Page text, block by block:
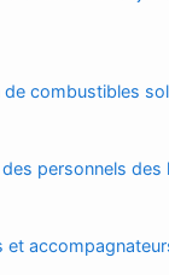
combustibles
personnels